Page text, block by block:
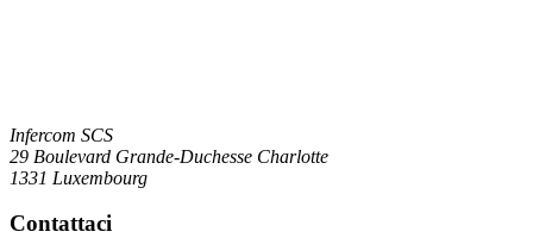
Infercom SCS
29 Boulevard Grande-Duchesse Charlotte
1331 Luxembourg
Contattaci